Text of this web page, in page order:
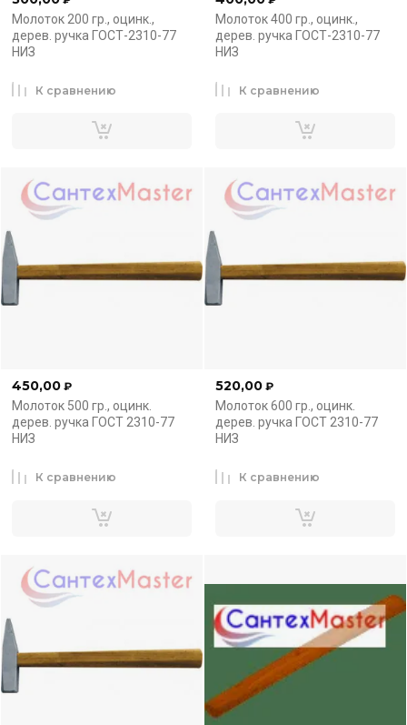
Молоток 200 гр., оцинк.,
дерев. ручка ГОСТ-2310-77
НИЗ
К сравнению
Молоток 400 гр., оцинк.,
дерев. ручка ГОСТ-2310-77
НИЗ
К сравнению
450,00 ₽
Молоток 500 гр., оцинк.
дерев. ручка ГОСТ 2310-77
НИЗ
К сравнению
520,00 ₽
Молоток 600 гр., оцинк.
дерев. ручка ГОСТ 2310-77
НИЗ
К сравнению